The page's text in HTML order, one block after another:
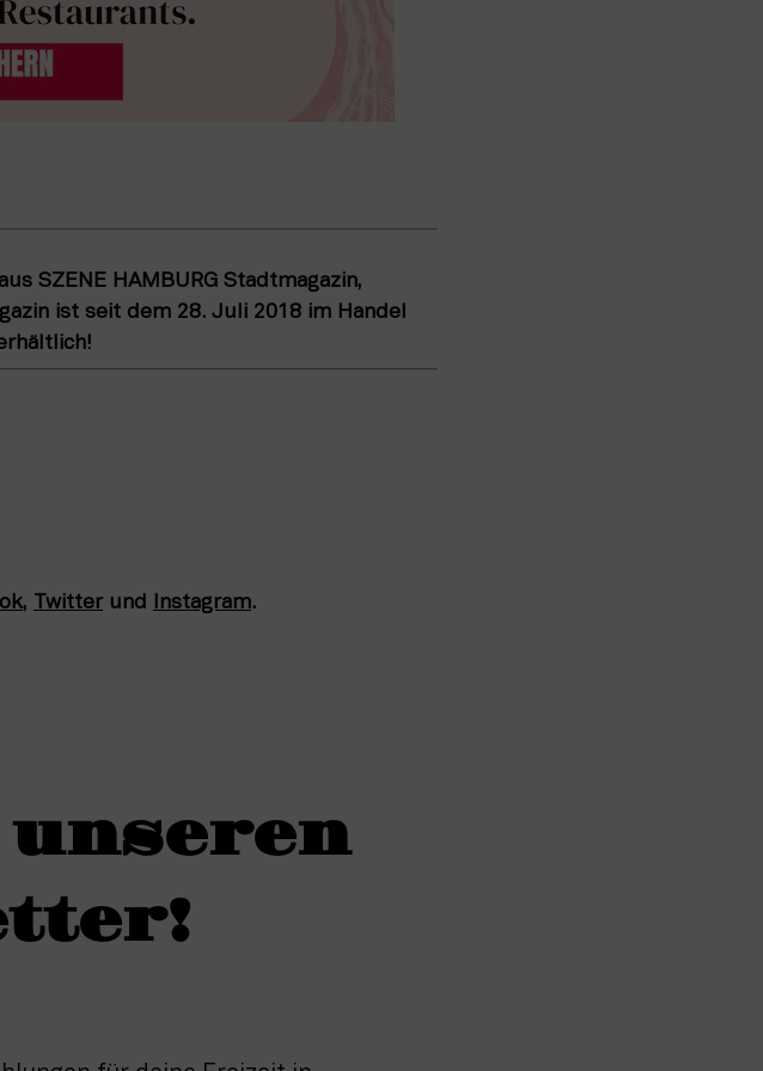
SZENE HAMBURG Stadtmagazin,
ist seit dem 28. Juli 2018 im Handel
, Twitter und Instagram.